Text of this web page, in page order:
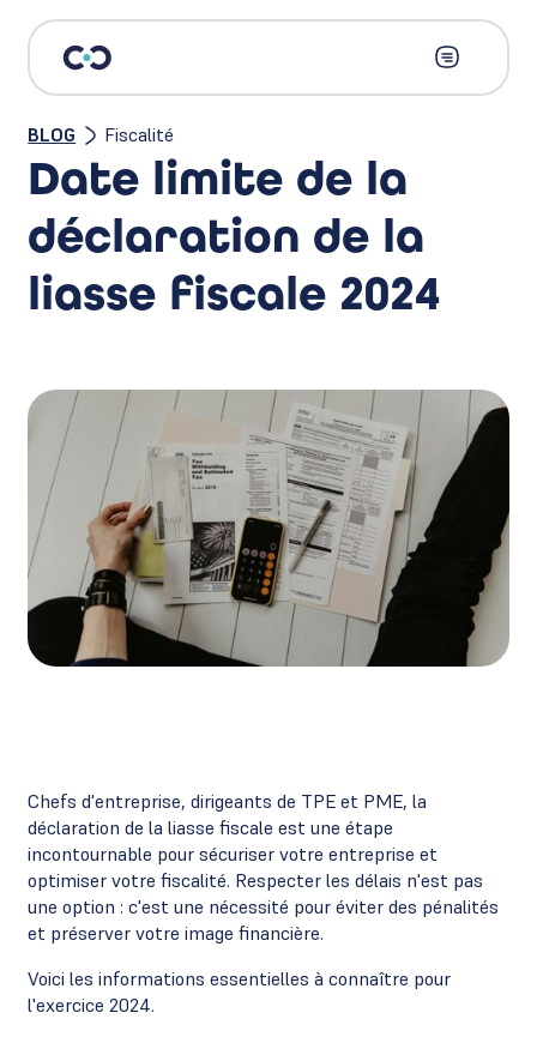
BLOG Fiscalité
Date limite de la
déclaration de la
liasse fiscale 2024
Chefs d'entreprise, dirigeants de TPE et PME, la
déclaration de la liasse fiscale est une étape
incontournable pour sécuriser votre entreprise et
optimiser votre fiscalité. Respecter les délais n'est pas
une option : c'est une nécessité pour éviter des pénalités
et préserver votre image financière.
Voici les informations essentielles à connaître pour
l'exercice 2024.